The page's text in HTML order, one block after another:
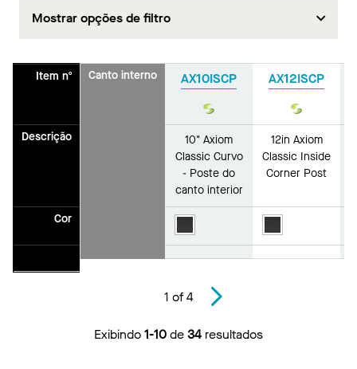
Mostrar opções de filtro
Item nº
Descrição
Cor
Canto interno AX10ISCP
Sustentar
10" Axiom
Classic Curvo
- Poste do
canto interior
AX12ISCP
12in Axiom
Classic Inside
Corner Post
1 of4
Exibindo1-10de34 resultados